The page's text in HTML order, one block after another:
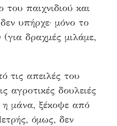
παιχνιδιού και
υπήρχε· μόνο το
δραχμές μιλάμε,
τις απειλές του
αγροτικές δουλειές
μάνα, ξέκοψε από
όμως, δεν